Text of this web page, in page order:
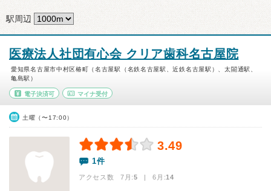
駅周辺
医療法人社団有心会 クリア歯科名古屋院
愛知県名古屋市中村区椿町（名古屋駅（名鉄名古屋駅、近鉄名古屋駅）、太閤通駅、
亀島駅）
電子決済可 マイナ受付
土曜（〜17:00）
3.49
1件
アクセス数 7月:5 | 6月:14